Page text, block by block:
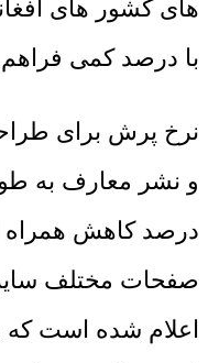
های کشور های
با درصد کمی
نرخ پرش برای
درصد کاهش همراه